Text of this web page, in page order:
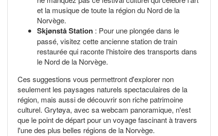
et la musique de toute la région du Nord de la
Norvège.
Skjønstå Station : Pour une plongée dans le
passé, visitez cette ancienne station de train
restaurée qui raconte l'histoire des transports dans
le Nord de la Norvège.
Ces suggestions vous permettront d'explorer non
seulement les paysages naturels spectaculaires de la
région, mais aussi de découvrir son riche patrimoine
culturel. Grytøya, avec sa webcam panoramique, n'est
que le point de départ pour un voyage fascinant à travers
l'une des plus belles régions de la Norvège.